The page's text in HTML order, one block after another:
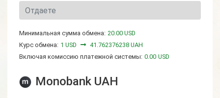
Минимальная сумма обмена: 20.00 USD
Курс обмена: 1 USD
41.762376238 UAH
Включая комиссию платежной системы: 0.00 USD
Monobank UAH